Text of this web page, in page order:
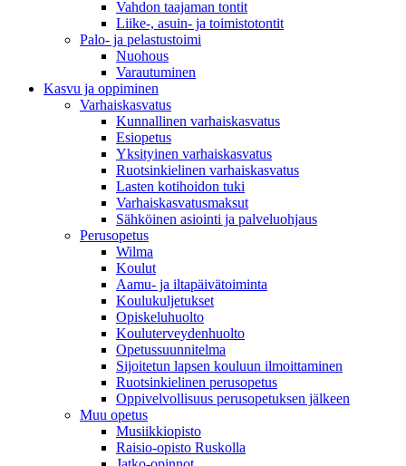
Vahdon taajaman tontit
Liike-, asuin- ja toimistotontit
Palo- ja pelastustoimi
Nuohous
Varautuminen
Kasvu ja oppiminen
Varhaiskasvatus
Kunnallinen varhaiskasvatus
Esiopetus
Yksityinen varhaiskasvatus
Ruotsinkielinen varhaiskasvatus
Lasten kotihoidon tuki
Varhaiskasvatusmaksut
Sähköinen asiointi ja palveluohjaus
Perusopetus
Wilma
Koulut
Aamu- ja iltapäivätoiminta
Koulukuljetukset
Opiskeluhuolto
Kouluterveydenhuolto
Opetussuunnitelma
Sijoitetun lapsen kouluun ilmoittaminen
Ruotsinkielinen perusopetus
Oppivelvollisuus perusopetuksen jälkeen
Muu opetus
Musiikkiopisto
Raisio-opisto Ruskolla